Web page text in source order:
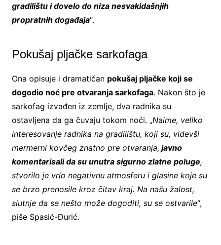
gradilištu i dovelo do niza nesvakidašnjih
propratnih događaja“.
Pokušaj pljačke sarkofaga
Ona opisuje i dramatičan pokušaj pljačke koji se
dogodio noć pre otvaranja sarkofaga. Nakon što je
sarkofag izvađen iz zemlje, dva radnika su
ostavljena da ga čuvaju tokom noći. „Naime, veliko
interesovanje radnika na gradilištu, koji su, videvši
mermerni kovčeg znatno pre otvaranja, javno
komentarisali da su unutra sigurno zlatne poluge,
stvorilo je vrlo negativnu atmosferu i glasine koje su
se brzo prenosile kroz čitav kraj. Na našu žalost,
slutnje da se nešto može dogoditi, su se ostvarile“,
piše Spasić-Đurić.